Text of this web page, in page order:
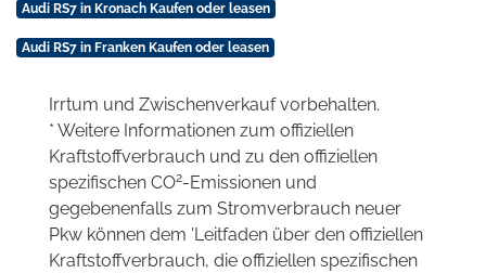
Audi RS7 in Kronach Kaufen oder leasen
Audi RS7 in Franken Kaufen oder leasen
Irrtum und Zwischenverkauf vorbehalten.
* Weitere Informationen zum offiziellen
Kraftstoffverbrauch und zu den offiziellen
spezifischen CO2-Emissionen und
gegebenenfalls zum Stromverbrauch neuer
Pkw können dem 'Leitfaden über den offiziellen
Kraftstoffverbrauch, die offiziellen spezifischen